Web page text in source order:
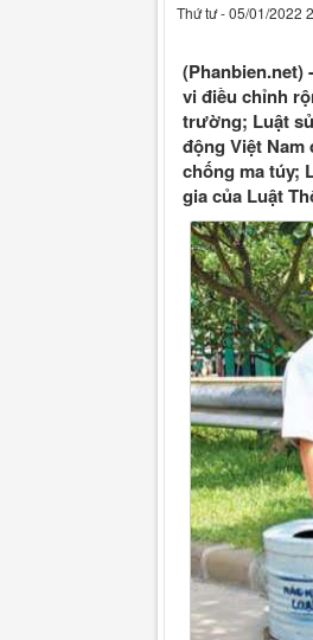
Thứ tư - 05/01/2022
(Phanbien.net)
vi điều chỉnh
trường; Luật
động Việt
chống ma túy;
gia của Luật